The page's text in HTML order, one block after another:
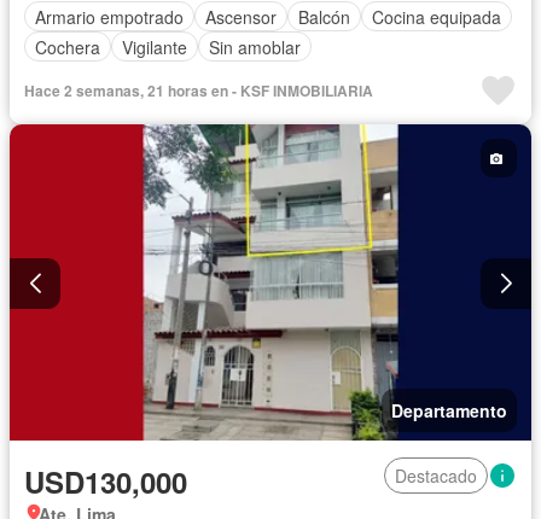
Armario empotrado
Ascensor Balcón
Cocina equipada
Cochera
Vigilante Sin amoblar
Hace 2 semanas, 21 horas en - KSF INMOBILIARIA
Departamento
USD130,000
Destacado
Ate, Lima